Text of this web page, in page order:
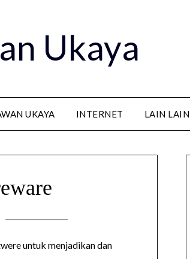
Ukaya
UKAYA INTERNET LAIN LAIN
untuk menjadikan dan